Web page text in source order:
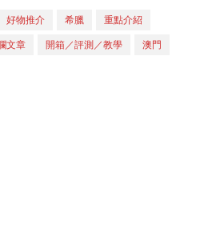
好物推介 希臘
重點介紹
文章 開箱／評測／教學
澳門